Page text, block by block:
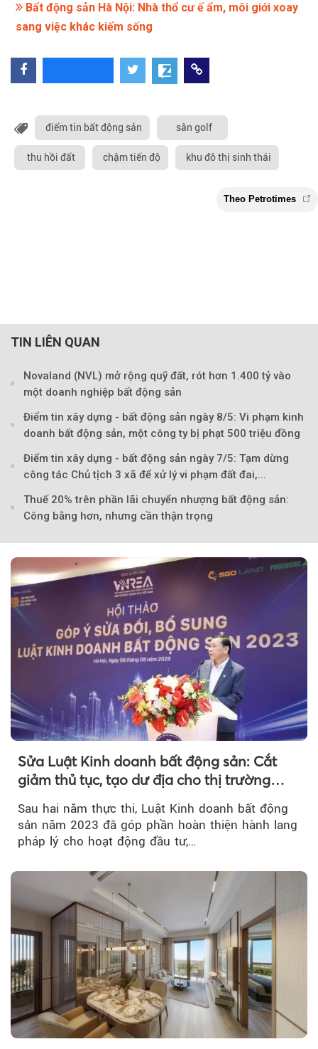
Bất động sản Hà Nội: Nhà thổ cư ế ẩm, môi giới xoay
sang việc khác kiếm sống
điểm tin bất động sản sân golf
thu hồi đất chậm tiến độ khu đô thị sinh thái
TIN LIÊN QUAN
Novaland (NVL) mở rộng quỹ đất, rót hơn 1.400 tỷ vào
một doanh nghiệp bất động sản
Điểm tin xây dựng - bất động sản ngày 8/5: Vi phạm kinh
doanh bất động sản, một công ty bị phạt 500 triệu đồng
Điểm tin xây dựng - bất động sản ngày 7/5: Tạm dừng
công tác Chủ tịch 3 xã để xử lý vi phạm đất đai,...
Thuế 20% trên phần lãi chuyển nhượng bất động sản:
Công bằng hơn, nhưng cần thận trọng
Sửa Luật Kinh doanh bất động sản: Cắt
giảm thủ tục, tạo dư địa cho thị trường
Sau hai năm thực thi, Luật Kinh doanh bất động
sản năm 2023 đã góp phần hoàn thiện hành lang
pháp lý cho hoạt động đầu tư,…